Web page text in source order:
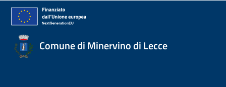
Comune di Minervino di Lecce